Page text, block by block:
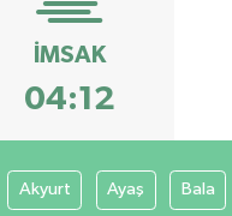
İMSAK
04:12
Akyurt Ayaş Bala